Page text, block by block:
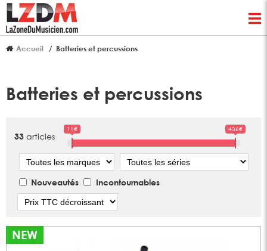
Accueil Batteries et percussions
Batteries et percussions
33 articles
11€ 436€
Marque Série
Nouveautés
Incontournables
NEW